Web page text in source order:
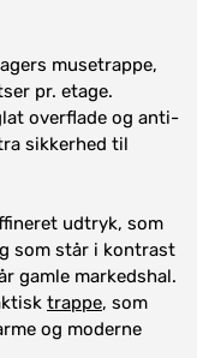
musetrappe,
pr. etage.
overflade og anti-
sikkerhed til
udtryk, som
som står i kontrast
gamle markedshal.
trappe, som
og moderne